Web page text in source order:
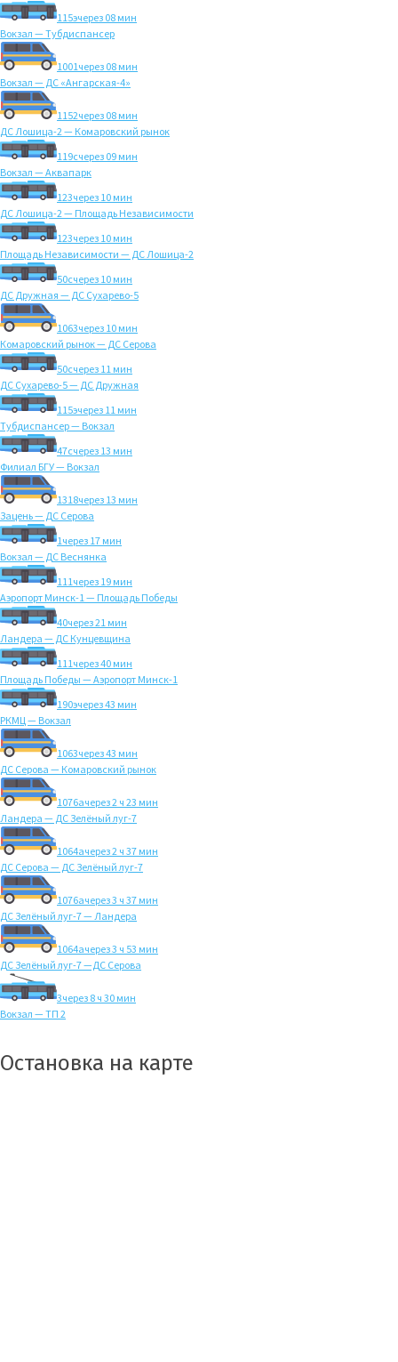
115эчерез 08 мин
Вокзал — Тубдиспансер
1001через 08 мин
Вокзал — ДС «Ангарская-4»
1152через 08 мин
ДС Лошица-2 — Комаровский рынок
119счерез 09 мин
Вокзал — Аквапарк
123через 10 мин
ДС Лошица-2 — Площадь Независимости
123через 10 мин
Площадь Независимости — ДС Лошица-2
50счерез 10 мин
ДС Дружная — ДС Сухарево-5
1063через 10 мин
Комаровский рынок — ДС Серова
50счерез 11 мин
ДС Сухарево-5 — ДС Дружная
115эчерез 11 мин
Тубдиспансер — Вокзал
47счерез 13 мин
Филиал БГУ — Вокзал
1318через 13 мин
Зацень — ДС Серова
1через 17 мин
Вокзал — ДС Веснянка
111через 19 мин
Аэропорт Минск-1 — Площадь Победы
40через 21 мин
Ландера — ДС Кунцевщина
111через 40 мин
Площадь Победы — Аэропорт Минск-1
190эчерез 43 мин
РКМЦ — Вокзал
1063через 43 мин
ДС Серова — Комаровский рынок
1076ачерез 2 ч 23 мин
Ландера — ДС Зелёный луг-7
1064ачерез 2 ч 37 мин
ДС Серова — ДС Зелёный луг-7
1076ачерез 3 ч 37 мин
ДС Зелёный луг-7 — Ландера
1064ачерез 3 ч 53 мин
ДС Зелёный луг-7 —ДС Серова
3через 8 ч 30 мин
Вокзал — ТП 2
Остановка на карте